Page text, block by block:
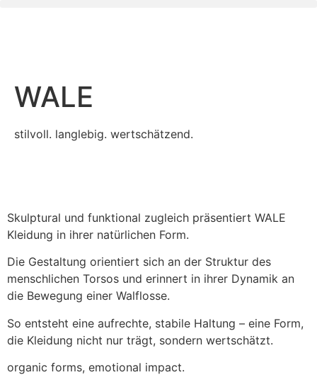
WALE
stilvoll. langlebig. wertschätzend.
Skulptural und funktional zugleich präsentiert WALE
Kleidung in ihrer natürlichen Form.
Die Gestaltung orientiert sich an der Struktur des
menschlichen Torsos und erinnert in ihrer Dynamik an
die Bewegung einer Walflosse.
So entsteht eine aufrechte, stabile Haltung – eine Form,
die Kleidung nicht nur trägt, sondern wertschätzt.
organic forms, emotional impact.